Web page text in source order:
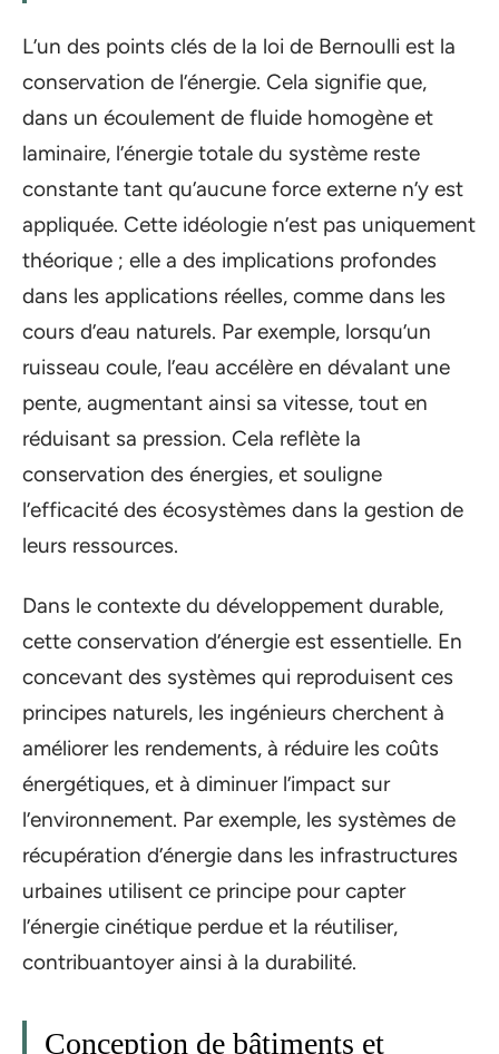
L’un des points clés de la loi de Bernoulli est la
conservation de l’énergie. Cela signifie que,
dans un écoulement de fluide homogène et
laminaire, l’énergie totale du système reste
constante tant qu’aucune force externe n’y est
appliquée. Cette idéologie n’est pas uniquement
théorique ; elle a des implications profondes
dans les applications réelles, comme dans les
cours d’eau naturels. Par exemple, lorsqu’un
ruisseau coule, l’eau accélère en dévalant une
pente, augmentant ainsi sa vitesse, tout en
réduisant sa pression. Cela reflète la
conservation des énergies, et souligne
l’efficacité des écosystèmes dans la gestion de
leurs ressources.
Dans le contexte du développement durable,
cette conservation d’énergie est essentielle. En
concevant des systèmes qui reproduisent ces
principes naturels, les ingénieurs cherchent à
améliorer les rendements, à réduire les coûts
énergétiques, et à diminuer l’impact sur
l’environnement. Par exemple, les systèmes de
récupération d’énergie dans les infrastructures
urbaines utilisent ce principe pour capter
l’énergie cinétique perdue et la réutiliser,
contribuantoyer ainsi à la durabilité.
Conception de bâtiments et